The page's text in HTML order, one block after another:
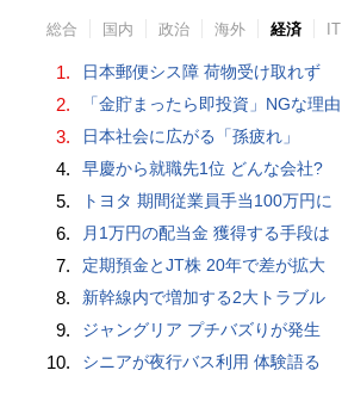
総合 国内 政治 海外 経済 IT
1. 日本郵便シス障 荷物受け取れず
2. 「金貯まったら即投資」NGな理由
3. 日本社会に広がる「孫疲れ」
4. 早慶から就職先1位 どんな会社?
5. トヨタ 期間従業員手当100万円に
6. 月1万円の配当金 獲得する手段は
7. 定期預金とJT株 20年で差が拡大
8. 新幹線内で増加する2大トラブル
9. ジャングリア プチバズりが発生
10. シニアが夜行バス利用 体験語る